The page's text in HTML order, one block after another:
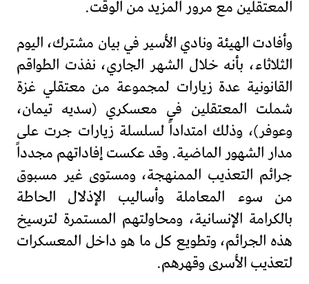
المعتقلين مع مرور المزيد من الوقت.
وأفادت الهيئة ونادي الأسير في بيان مشترك، اليوم
الثلاثاء، بأنه خلال الشهر الجاري، نفذت الطواقم
القانونية عدة زيارات لمجموعة من معتقلي غزة
شملت المعتقلين في معسكري (سديه تيمان،
وعوفر)، وذلك امتداداً لسلسلة زيارات جرت على
مدار الشهور الماضية. وقد عكست إفاداتهم مجدداً
جرائم التعذيب الممنهجة، ومستوى غير مسبوق
من سوء المعاملة وأساليب الإذلال الحاطة
بالكرامة الإنسانية، ومحاولتهم المستمرة لترسيخ
هذه الجرائم، وتطويع كل ما هو داخل المعسكرات
لتعذيب الأسرى وقهرهم.